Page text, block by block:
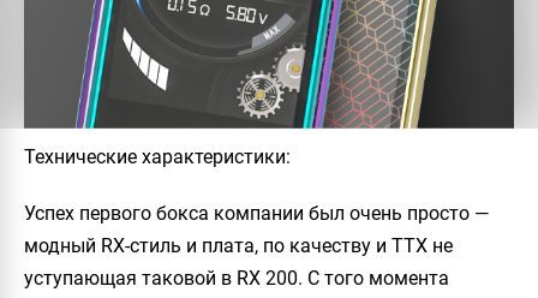
Технические характеристики:
Успех первого бокса компании был очень просто —
модный RX-стиль и плата, по качеству и ТТХ не
уступающая таковой в RX 200. С того момента